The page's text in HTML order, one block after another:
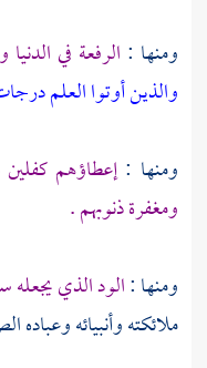
ومنها : الرفعة في
والذين أوتوا العلم
ومنها :إعطاؤهم
ومغفرة ذنوبهم .
ومنها :الود الذي يجعله
ملائكته وأنبيائه وعباده